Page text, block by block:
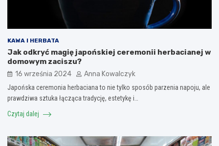
KAWA I HERBATA
Jak odkryć magię japońskiej ceremonii herbacianej w
domowym zaciszu?
16 września 2024 Anna Kowalczyk
Japońska ceremonia herbaciana to nie tylko sposób parzenia napoju, ale
prawdziwa sztuka łącząca tradycję, estetykę i…
Czytaj dalej